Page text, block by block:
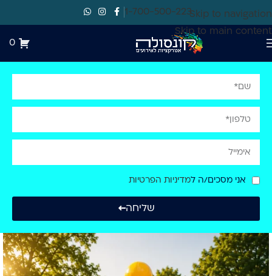
Skip to navigation
Skip to main content
1-700-500-223
0
אני מסכים/ה למדיניות הפרטיות
שליחה